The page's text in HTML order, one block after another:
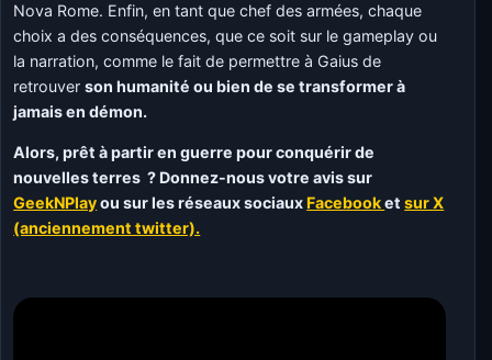
Nova Rome. Enfin, en tant que chef des armées, chaque
choix a des conséquences, que ce soit sur le gameplay ou
la narration, comme le fait de permettre à Gaius de
retrouverson humanité ou bien de se transformer à
jamais en démon.
Alors, prêt à partir en guerre pour conquérir de
nouvelles terres ? Donnez-nous votre avis sur
GeekNPlayou sur les réseaux sociauxFacebooketsur X
(anciennement twitter).